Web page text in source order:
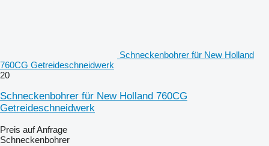
Schneckenbohrer für New Holland
760CG Getreideschneidwerk
20
Schneckenbohrer für New Holland 760CG
Getreideschneidwerk
Preis auf Anfrage
Schneckenbohrer